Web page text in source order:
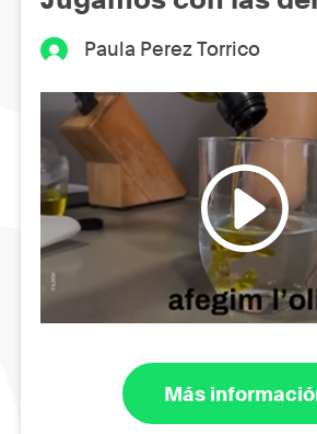
Paula Perez Torrico
Más